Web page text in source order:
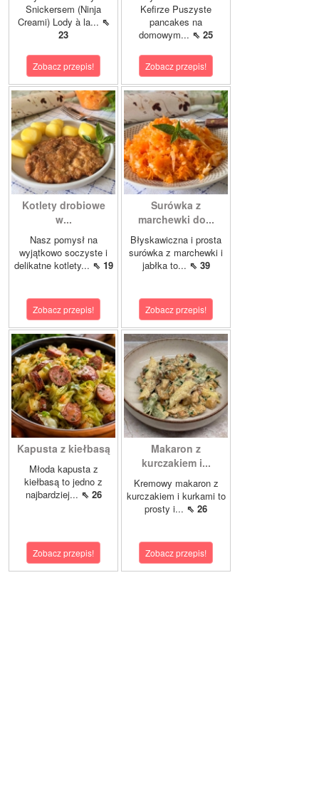
Snickersem (Ninja
Creami) Lody à la... ⇖
23
Zobacz przepis!
Kefirze Puszyste
pancakes na
domowym... ⇖ 25
Zobacz przepis!
Kotlety drobiowe
w...
Nasz pomysł na
wyjątkowo soczyste i
delikatne kotlety... ⇖ 19
Zobacz przepis!
Surówka z
marchewki do...
Błyskawiczna i prosta
surówka z marchewki i
jabłka to... ⇖ 39
Zobacz przepis!
Kapusta z kiełbasą
Młoda kapusta z
kiełbasą to jedno z
najbardziej... ⇖ 26
Zobacz przepis!
Makaron z
kurczakiem i...
Kremowy makaron z
kurczakiem i kurkami to
prosty i... ⇖ 26
Zobacz przepis!